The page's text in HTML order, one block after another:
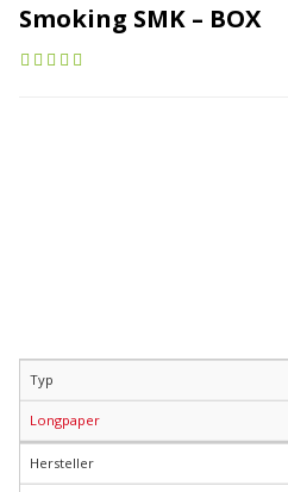
Smoking SMK – BOX
Typ
Longpaper
Hersteller